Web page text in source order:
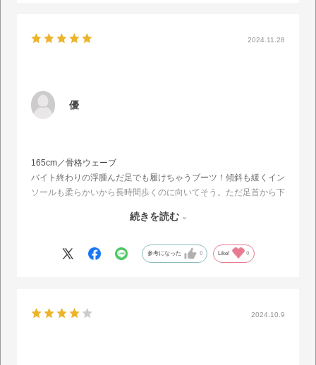
2024.11.28
優
165cm／骨格ウェーブ
バイト終わりの浮腫んだ足でも履けちゃうブーツ！傾斜も緩くイン
ソールも柔らかいから長時間歩くのに向いてそう。ただ足首から下
だけだとかかと痛めちゃうかも。でも形は可愛いししっかり盛れる
続きを読む
参考になった 0 Like! 0
2024.10.9